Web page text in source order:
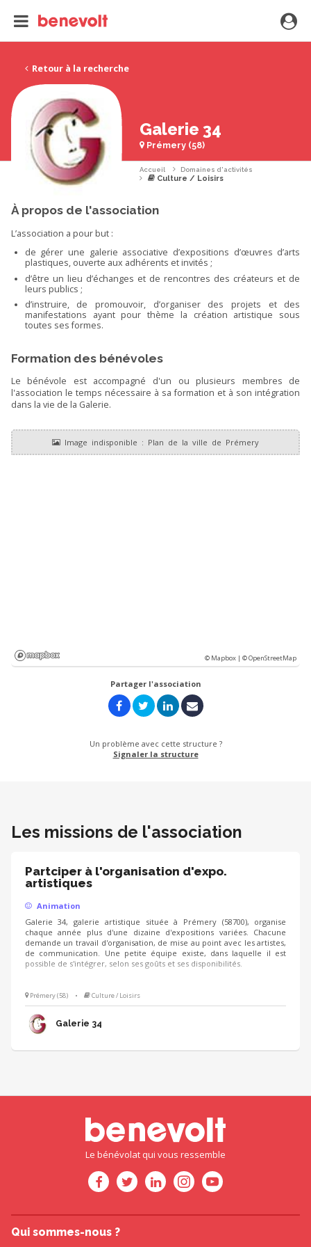
Retour à la recherche
Galerie 34
Prémery (58)
Accueil Domaines d'activités
Culture / Loisirs
À propos de l'association
L’association a pour but :
de gérer une galerie associative d’expositions d’œuvres d’arts
plastiques, ouverte aux adhérents et invités ;
d’être un lieu d’échanges et de rencontres des créateurs et de
leurs publics ;
d’instruire, de promouvoir, d’organiser des projets et des
manifestations ayant pour thème la création artistique sous
toutes ses formes.
Formation des bénévoles
Le bénévole est accompagné d'un ou plusieurs membres de
l'association le temps nécessaire à sa formation et à son intégration
dans la vie de la Galerie.
© Mapbox |© OpenStreetMap
Partager l'association
Un problème avec cette structure ?
Signaler la structure
Les missions de l'association
Partciper à l'organisation d'expo.
artistiques
Animation
Galerie 34, galerie artistique située à Prémery (58700), organise
chaque année plus d'une dizaine d'expositions variées. Chacune
demande un travail d'organisation, de mise au point avec les artistes,
de communication. Une petite équipe existe, dans laquelle il est
possible de s'intégrer, selon ses goûts et ses disponibilités.
Prémery (58) • Culture / Loisirs
Galerie 34
Le bénévolat qui vous ressemble
Qui sommes-nous ?